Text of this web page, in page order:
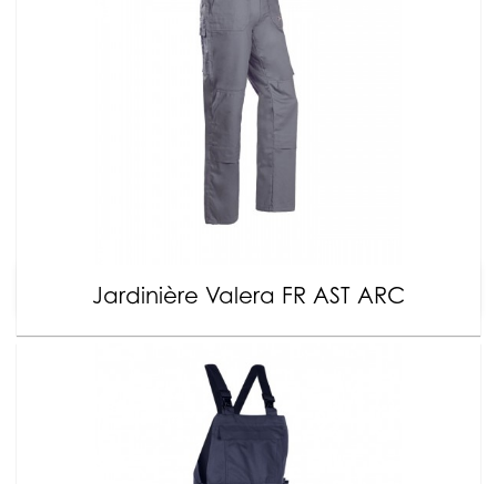
Jardinière Valera FR AST ARC